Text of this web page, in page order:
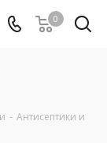
0
- Антисептики и